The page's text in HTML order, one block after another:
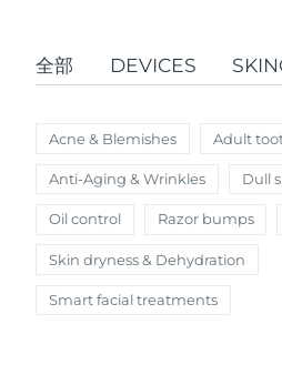
全部 DEVICES
Acne & Blemishes Adult
Anti-Aging & Wrinkles Dull
Oil control Razor bumps
Skin dryness & Dehydration
Smart facial treatments
红光疗法
瑞典美肤护理
面部清洁
奥地利
巴林